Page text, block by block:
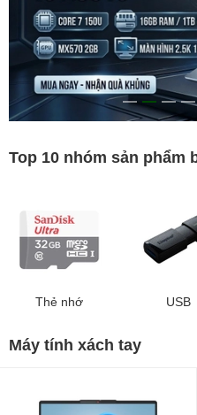
Top 10 nhóm sản phẩm
Thẻ nhớ USB
Máy tính xách tay